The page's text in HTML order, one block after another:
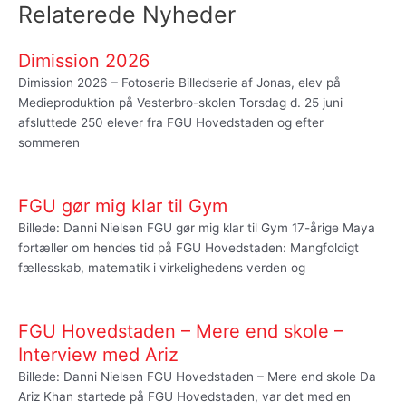
Relaterede Nyheder
Dimission 2026
Dimission 2026 – Fotoserie Billedserie af Jonas, elev på
Medieproduktion på Vesterbro-skolen Torsdag d. 25 juni
afsluttede 250 elever fra FGU Hovedstaden og efter
sommeren
FGU gør mig klar til Gym
Billede: Danni Nielsen FGU gør mig klar til Gym 17-årige Maya
fortæller om hendes tid på FGU Hovedstaden: Mangfoldigt
fællesskab, matematik i virkelighedens verden og
FGU Hovedstaden – Mere end skole –
Interview med Ariz
Billede: Danni Nielsen FGU Hovedstaden – Mere end skole Da
Ariz Khan startede på FGU Hovedstaden, var det med en